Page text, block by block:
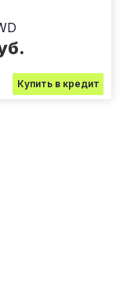
Купить в кредит